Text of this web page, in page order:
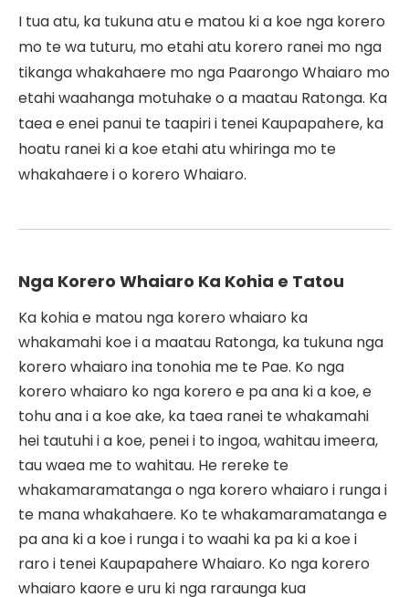
I tua atu, ka tukuna atu e matou ki a koe nga korero
mo te wa tuturu, mo etahi atu korero ranei mo nga
tikanga whakahaere mo nga Paarongo Whaiaro mo
etahi waahanga motuhake o a maatau Ratonga. Ka
taea e enei panui te taapiri i tenei Kaupapahere, ka
hoatu ranei ki a koe etahi atu whiringa mo te
whakahaere i o korero Whaiaro.
Nga Korero Whaiaro Ka Kohia e Tatou
Ka kohia e matou nga korero whaiaro ka
whakamahi koe i a maatau Ratonga, ka tukuna nga
korero whaiaro ina tonohia me te Pae. Ko nga
korero whaiaro ko nga korero e pa ana ki a koe, e
tohu ana i a koe ake, ka taea ranei te whakamahi
hei tautuhi i a koe, penei i to ingoa, wahitau imeera,
tau waea me to wahitau. He rereke te
whakamaramatanga o nga korero whaiaro i runga i
te mana whakahaere. Ko te whakamaramatanga e
pa ana ki a koe i runga i to waahi ka pa ki a koe i
raro i tenei Kaupapahere Whaiaro. Ko nga korero
whaiaro kaore e uru ki nga raraunga kua